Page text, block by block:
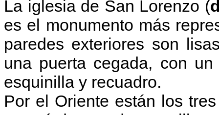
La iglesia de San Lorenzo (
es el monumento más
paredes exteriores son
una puerta cegada, con
esquinilla y recuadro.
Por el Oriente están los